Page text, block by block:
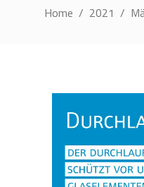
Home / 2021 /